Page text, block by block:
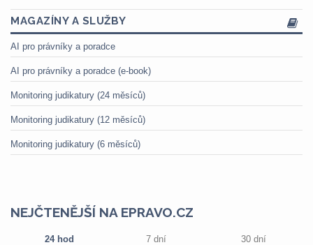
MAGAZÍNY A SLUŽBY
AI pro právníky a poradce
AI pro právníky a poradce (e-book)
Monitoring judikatury (24 měsíců)
Monitoring judikatury (12 měsíců)
Monitoring judikatury (6 měsíců)
NEJČTENĚJŠÍ NA EPRAVO.CZ
24 hod 7 dní 30 dní